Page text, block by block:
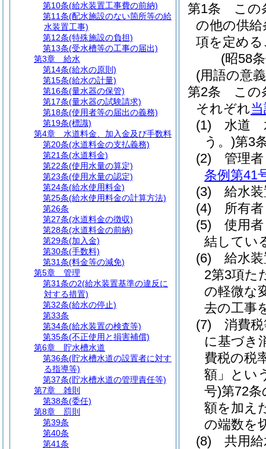
第1条
この
の他の供
項を定め
(昭58
(用語の意
第2条
この
それぞれ
(1)
水道
う。)第3
(2)
管理
条例第41
(3)
給水
(4)
所有
(5)
使用
結してい
(6)
給水
2第3項た
の軽微な
去の工事
(7)
消費
に基づき
費税の税
額」とい
号)第72
額を加え
の端数を
(8)
共用
第10条(給水装置工事費の前納)
第11条(配水施設のない箇所等の給
水装置工事)
第12条(特殊施設の負担)
第13条(受水槽等の工事の届出)
第3章
給水
第14条(給水の原則)
第15条(給水の計量)
第16条(量水器の保管)
第17条(量水器の試験請求)
第18条(使用者等の届出の義務)
第19条(標識)
第4章
水道料金、加入金及び手数料
第20条(水道料金の支払義務)
第21条(水道料金)
第22条(使用水量の算定)
第23条(使用水量の認定)
第24条(給水使用料金)
第25条(給水使用料金の計算方法)
第26条
第27条(水道料金の徴収)
第28条(水道料金の前納)
第29条(加入金)
第30条(手数料)
第31条(料金等の減免)
第5章
管理
第31条の2(給水装置基準の違反に
対する措置)
第32条(給水の停止)
第33条
第34条(給水装置の検査等)
第35条(不正使用と損害補償)
第6章
貯水槽水道
第36条(貯水槽水道の設置者に対す
る指導等)
第37条(貯水槽水道の管理責任等)
第7章
雑則
第38条(委任)
第8章
罰則
第39条
第40条
第41条